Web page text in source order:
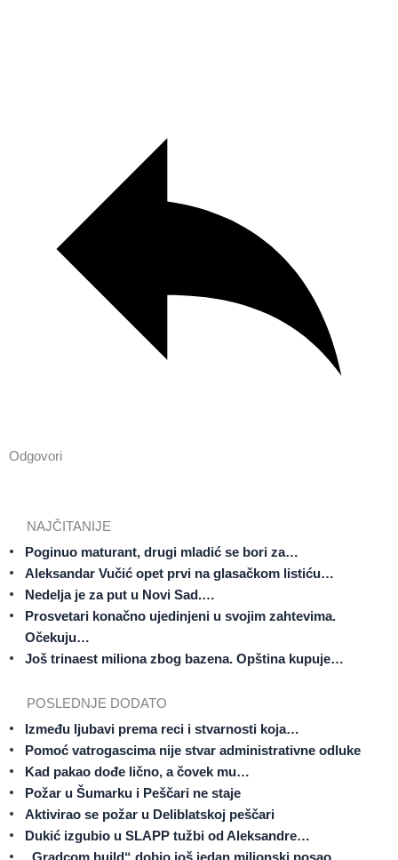
Odgovori
NAJČITANIJE
Poginuo maturant, drugi mladić se bori za…
Aleksandar Vučić opet prvi na glasačkom listiću…
Nedelja je za put u Novi Sad.…
Prosvetari konačno ujedinjeni u svojim zahtevima.
Očekuju…
Još trinaest miliona zbog bazena. Opština kupuje…
POSLEDNJE DODATO
Između ljubavi prema reci i stvarnosti koja…
Pomoć vatrogascima nije stvar administrativne odluke
Kad pakao dođe lično, a čovek mu…
Požar u Šumarku i Peščari ne staje
Aktivirao se požar u Deliblatskoj peščari
Dukić izgubio u SLAPP tužbi od Aleksandre…